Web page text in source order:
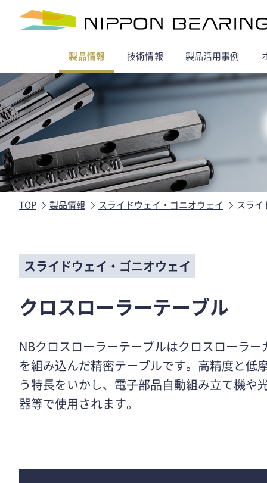
製品情報 技術情報 製品活用事例
TOP 製品情報 スライドウェイ・ゴニオウェイ スライ
スライドウェイ・ゴニオウェイ
クロスローラーテーブル
NBクロスローラーテーブルはクロスローラー
を組み込んだ精密テーブルです。高精度と低
う特長をいかし、電子部品自動組み立て機や
器等で使用されます。